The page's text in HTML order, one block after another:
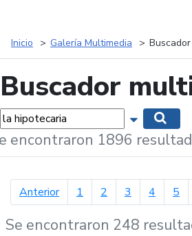
Inicio Galería Multimedia
Buscador
Mostrar
encontraron 1896
Anteriorpágina anterior
1 2 3 4 5
Se encontraron 248